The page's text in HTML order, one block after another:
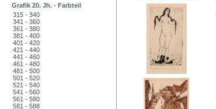
Grafik 20. Jh. - Farbteil
315 - 340
341 - 360
361 - 380
381 - 400
401 - 420
421 - 440
441 - 460
461 - 480
481 - 500
501 - 520
521 - 540
541 - 560
561 - 580
581 - 588